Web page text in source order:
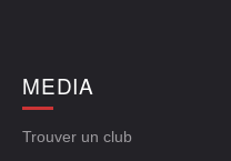
MEDIA
Trouver un club